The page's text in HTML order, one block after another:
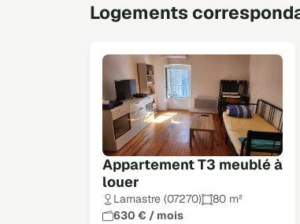
Logements
Appartement T3 meublé à
louer
Lamastre (07270)
80 m²
630 € / mois